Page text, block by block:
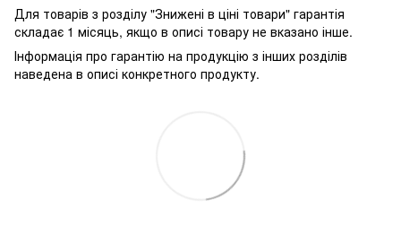
Для товарів з розділу "Знижені в ціні товари" гарантія
складає 1 місяць, якщо в описі товару не вказано інше.
Інформація про гарантію на продукцію з інших розділів
наведена в описі конкретного продукту.